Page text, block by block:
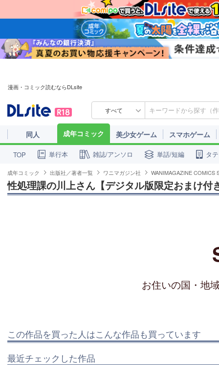
漫画・コミック読むならDLsite
すべて
同人 成年コミック 美少女ゲーム スマホゲーム
TOP 単行本 雑誌/アンソロ 単話/短編 タ
成年コミック 出版社／著者一覧 ワニマガジン社 WANIMAGAZINE COMICS
性処理課の川上さん【デジタル版限定おまけ付
お住いの国・地
この作品を買った人はこんな作品も買っています
最近チェックした作品